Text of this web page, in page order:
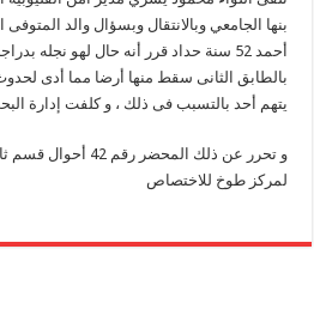
بنها الجامعي وبالانتقال وبسؤال والد
أحمد 52 سنة حداد قرر أنه حال لهو نجله
بالطابق الثانى سقط منها أرضا مما أدى
يتهم أحد بالتسبب فى ذلك ، و كلفت إدارة
و تحرر عن ذلك المحضر
لمركز طوخ للاختصاص